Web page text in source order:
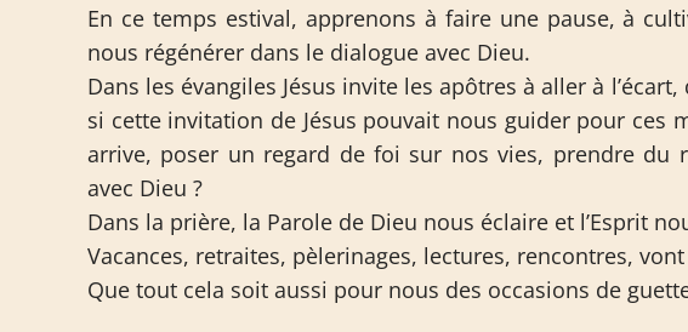
En ce temps estival, apprenons à faire une pause, à
nous régénérer dans le dialogue avec Dieu.
Dans les évangiles Jésus invite les apôtres à aller à
si cette invitation de Jésus pouvait nous guider pour
arrive, poser un regard de foi sur nos vies, prendre du
avec Dieu ?
Dans la prière, la Parole de Dieu nous éclaire et l’Esprit
Vacances, retraites, pèlerinages, lectures, rencontres,
Que tout cela soit aussi pour nous des occasions de